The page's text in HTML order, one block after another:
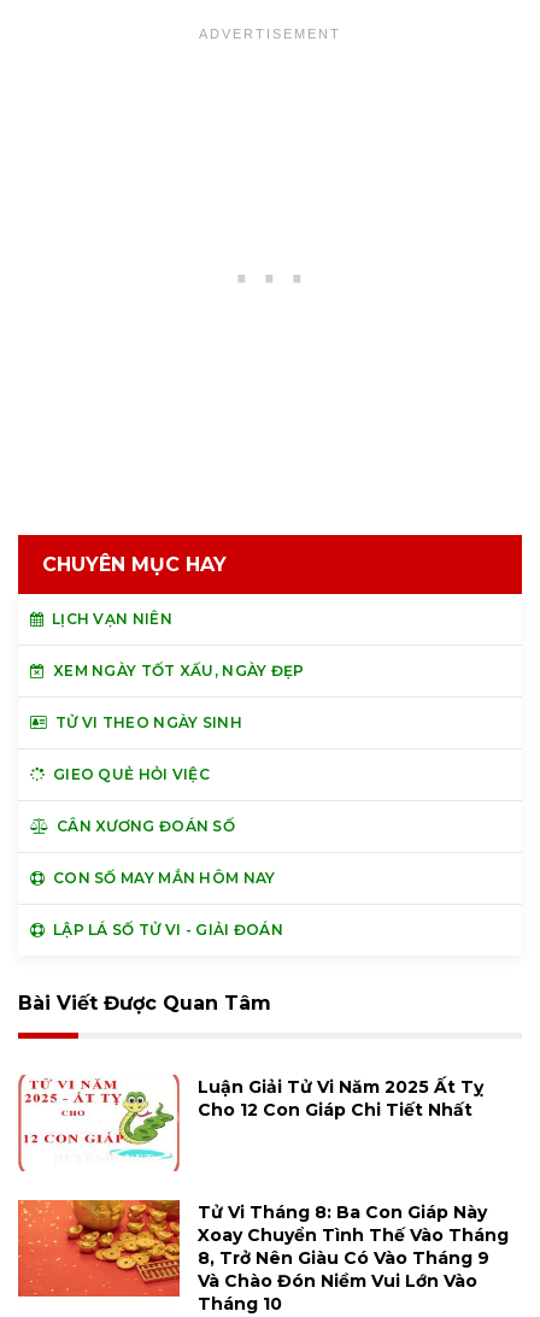
CHUYÊN MỤC HAY
LỊCH VẠN NIÊN
XEM NGÀY TỐT XẤU, NGÀY ĐẸP
TỬ VI THEO NGÀY SINH
GIEO QUẺ HỎI VIỆC
CÂN XƯƠNG ĐOÁN SỐ
CON SỐ MAY MẮN HÔM NAY
LẬP LÁ SỐ TỬ VI - GIẢI ĐOÁN
Bài Viết Được Quan Tâm
Luận Giải Tử Vi Năm 2025 Ất Tỵ
Cho 12 Con Giáp Chi Tiết Nhất
Tử Vi Tháng 8: Ba Con Giáp Này
Xoay Chuyển Tình Thế Vào Tháng
8, Trở Nên Giàu Có Vào Tháng 9
Và Chào Đón Niềm Vui Lớn Vào
Tháng 10